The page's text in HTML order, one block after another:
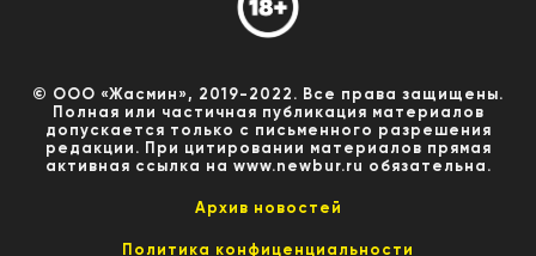
© ООО «Жасмин», 2019-2022. Все права защищены.
Полная или частичная публикация материалов
допускается только с письменного разрешения
редакции. При цитировании материалов прямая
активная ссылка на www.newbur.ru обязательна.
Архив новостей
Политика конфиценциальности